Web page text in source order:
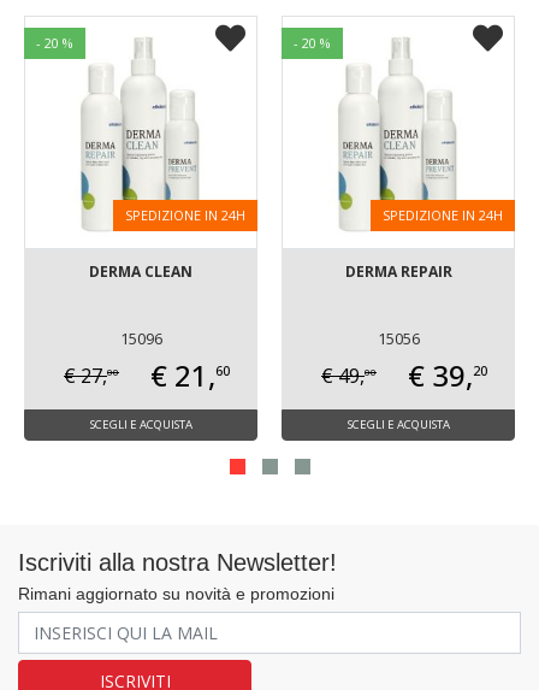
- 20 %
SPEDIZIONE IN 24H
DERMA CLEAN
15096
€ 27,00 € 21,60
SCEGLI E ACQUISTA
- 20 %
SPEDIZIONE IN 24H
DERMA REPAIR
15056
€ 49,00 € 39,20
SCEGLI E ACQUISTA
Iscriviti alla nostra Newsletter!
Rimani aggiornato su novità e promozioni